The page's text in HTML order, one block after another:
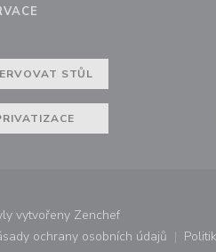
STŮL
vytvořeny Zenchef((otevře se v
okně))
ochrany osobních údajů
((otevře se v novém